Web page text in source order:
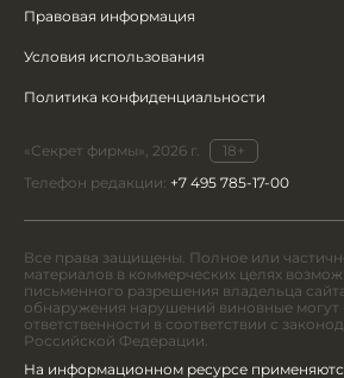
Правовая информация
Условия использования
Политика конфиденциальности
«Секрет фирмы», 2026 г.
18+
Телефон редакции: +7 495 785-17-00
Все права защищены. Полное или
материалов в коммерческих целях
письменного разрешения владельца
обнаружения нарушений виновные могут
ответственности в соответствии с
Российской Федерации.
На информационном ресурсе